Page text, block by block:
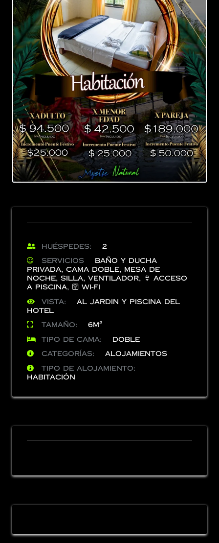
Huéspedes:
2
Servicios
Baño y Ducha
privada, Cama Doble, Mesa de
Noche, Silla, Ventilador, 👙 Acceso
a Piscina, 🛜 Wi-Fi
Vista:
Al Jardin y Piscina del
Hotel
Tamaño:
6m²
Tipo de cama:
Doble
Categorías:
Alojamientos
Tipo de Alojamiento:
Habitación